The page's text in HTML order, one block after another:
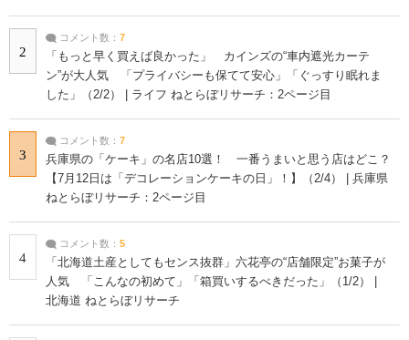
2
コメント数： 7
「もっと早く買えば良かった」 カインズの“車内遮光カーテ
ン”が大人気 「プライバシーも保てて安心」「ぐっすり眠れま
した」（2/2） | ライフ ねとらぼリサーチ：2ページ目
3
コメント数： 7
兵庫県の「ケーキ」の名店10選！ 一番うまいと思う店はどこ？
【7月12日は「デコレーションケーキの日」！】（2/4） | 兵庫県
ねとらぼリサーチ：2ページ目
4
コメント数： 5
「北海道土産としてもセンス抜群」六花亭の“店舗限定”お菓子が
人気 「こんなの初めて」「箱買いするべきだった」（1/2） |
北海道 ねとらぼリサーチ